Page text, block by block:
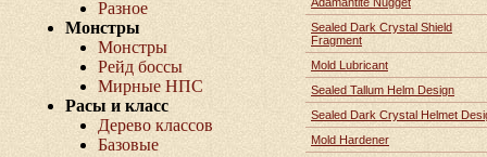
Разное
Монстры
Монстры
Рейд боссы
Мирные НПС
Расы и класс
Дерево классов
Базовые
Sealed Dark Crystal Shield
Fragment
Mold Lubricant
Sealed Tallum Helm Design
Sealed Dark Crystal Helmet
Mold Hardener